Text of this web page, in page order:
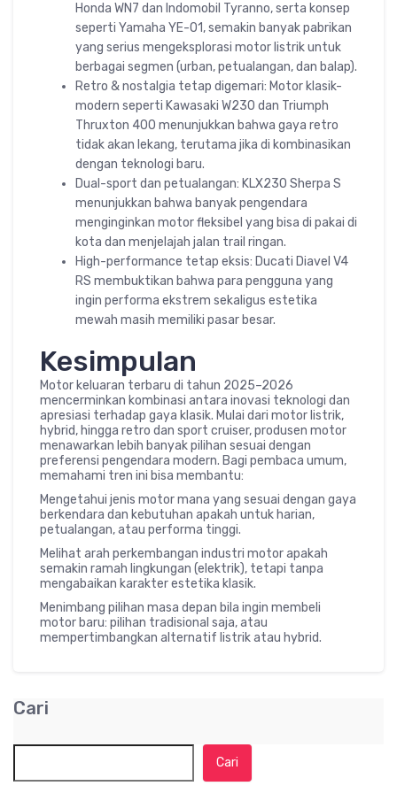
Honda WN7 dan Indomobil Tyranno, serta konsep
seperti Yamaha YE-01, semakin banyak pabrikan
yang serius mengeksplorasi motor listrik untuk
berbagai segmen (urban, petualangan, dan balap).
Retro & nostalgia tetap digemari: Motor klasik-
modern seperti Kawasaki W230 dan Triumph
Thruxton 400 menunjukkan bahwa gaya retro
tidak akan lekang, terutama jika di kombinasikan
dengan teknologi baru.
Dual-sport dan petualangan: KLX230 Sherpa S
menunjukkan bahwa banyak pengendara
menginginkan motor fleksibel yang bisa di pakai di
kota dan menjelajah jalan trail ringan.
High-performance tetap eksis: Ducati Diavel V4
RS membuktikan bahwa para pengguna yang
ingin performa ekstrem sekaligus estetika
mewah masih memiliki pasar besar.
Kesimpulan
Motor keluaran terbaru di tahun 2025–2026
mencerminkan kombinasi antara inovasi teknologi dan
apresiasi terhadap gaya klasik. Mulai dari motor listrik,
hybrid, hingga retro dan sport cruiser, produsen motor
menawarkan lebih banyak pilihan sesuai dengan
preferensi pengendara modern. Bagi pembaca umum,
memahami tren ini bisa membantu:
Mengetahui jenis motor mana yang sesuai dengan gaya
berkendara dan kebutuhan apakah untuk harian,
petualangan, atau performa tinggi.
Melihat arah perkembangan industri motor apakah
semakin ramah lingkungan (elektrik), tetapi tanpa
mengabaikan karakter estetika klasik.
Menimbang pilihan masa depan bila ingin membeli
motor baru: pilihan tradisional saja, atau
mempertimbangkan alternatif listrik atau hybrid.
Cari
Cari